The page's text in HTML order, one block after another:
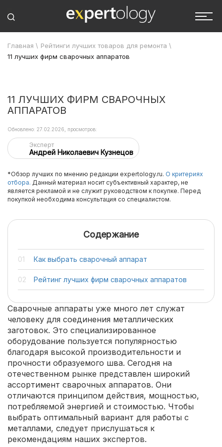
Главная \ Рейтинги лучших товаров для ремонта \
11 лучших фирм сварочных аппаратов
11 ЛУЧШИХ ФИРМ СВАРОЧНЫХ
АППАРАТОВ
Эксперт
Андрей Николаевич Кузнецов
Обновлено: 27.02.2026, просмотров:
*Обзор лучших по мнению редакции expertology.ru. О критериях
отбора. Данный материал носит субъективный характер, не
является рекламой и не служит руководством к покупке. Перед
покупкой необходима консультация со специалистом.
Содержание
Как выбрать сварочный аппарат
Рейтинг лучших фирм сварочных аппаратов
Сварочные аппараты уже много лет служат
человеку для соединения металлических
заготовок. Это специализированное
оборудование пользуется популярностью
благодаря высокой производительности и
прочности образуемого шва. Сегодня на
отечественном рынке представлен широкий
ассортимент сварочных аппаратов. Они
отличаются принципом действия, мощностью,
потребляемой энергией и стоимостью. Чтобы
выбрать оптимальный вариант для работы с
металлами, следует прислушаться к
рекомендациям наших экспертов.